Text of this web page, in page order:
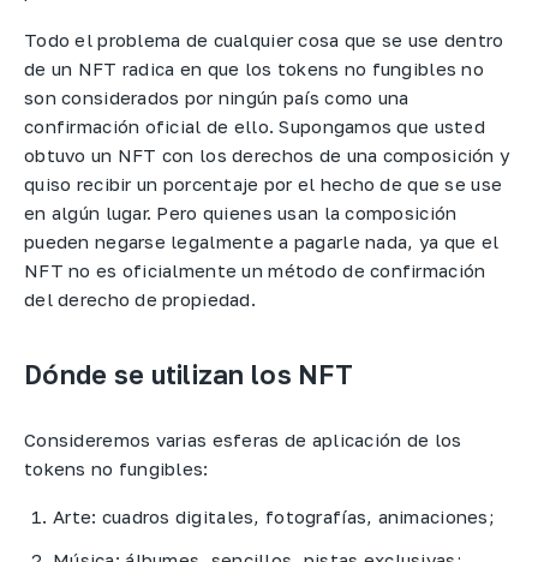
Todo el problema de cualquier cosa que se use dentro
de un NFT radica en que los tokens no fungibles no
son considerados por ningún país como una
confirmación oficial de ello. Supongamos que usted
obtuvo un NFT con los derechos de una composición y
quiso recibir un porcentaje por el hecho de que se use
en algún lugar. Pero quienes usan la composición
pueden negarse legalmente a pagarle nada, ya que el
NFT no es oficialmente un método de confirmación
del derecho de propiedad.
Dónde se utilizan los NFT
Consideremos varias esferas de aplicación de los
tokens no fungibles:​
Arte: cuadros digitales, fotografías, animaciones;